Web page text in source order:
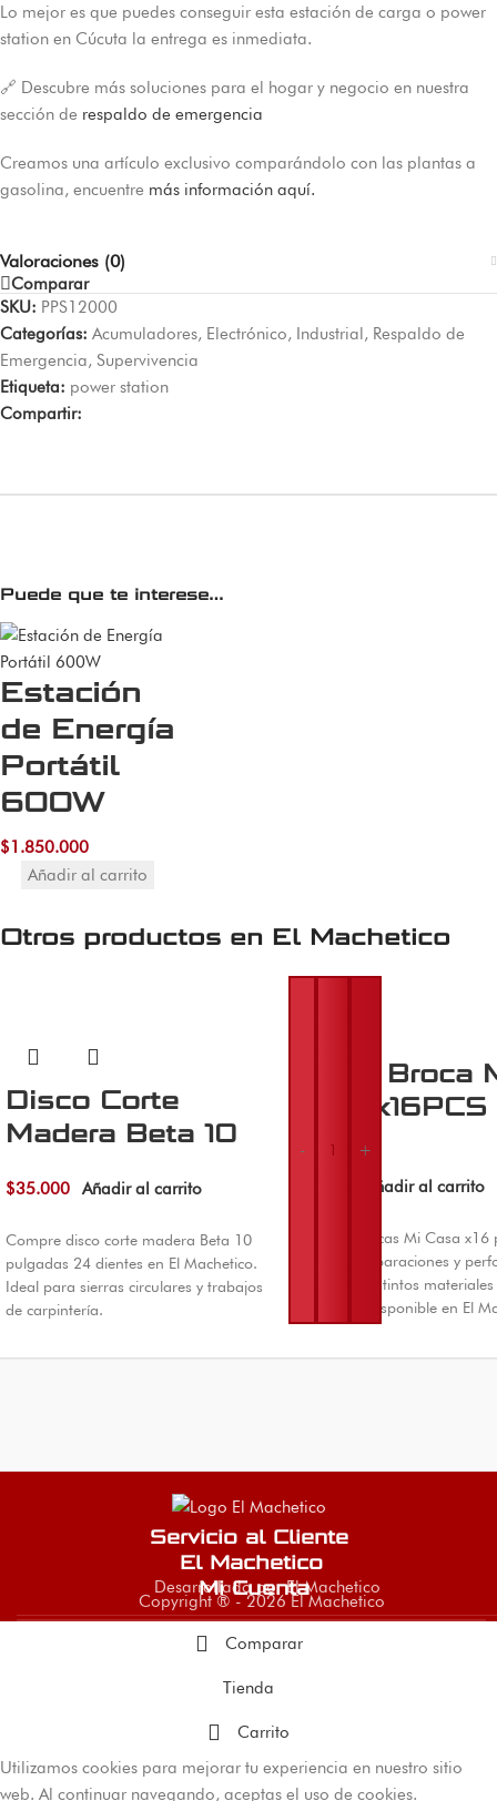
Lo mejor es que puedes conseguir esta estación de carga o power
station en Cúcuta la entrega es inmediata.
🔗 Descubre más soluciones para el hogar y negocio en nuestra
sección de respaldo de emergencia
Creamos una artículo exclusivo comparándolo con las plantas a
gasolina, encuentre más información aquí.
Valoraciones (0)
Comparar
SKU: PPS12000
Categorías: Acumuladores, Electrónico, Industrial, Respaldo de
Emergencia, Supervivencia
Etiqueta: power station
Compartir:
Puede que te interese…
Estación
de Energía
Portátil
600W
$1.850.000
Añadir al carrito
Otros productos en El Machetico
Disco Corte
Madera Beta 10
$35.000 Añadir al carrito
Compre disco corte madera Beta 10
pulgadas 24 dientes en El Machetico.
Ideal para sierras circulares y trabajos
de carpintería.
Juego Broca
Casa x16PCS
26.000
-
+
Añadir al carrito
Juego de brocas Mi Casa x16
ideal para reparaciones y
básicas en distintos
doméstico. Disponible en El
Servicio al Cliente
El Machetico
Mi Cuenta
Desarrollado por El Machetico
Copyright ® - 2026 El Machetico
Comparar
Tienda
Carrito
Utilizamos cookies para mejorar tu experiencia en nuestro sitio
web. Al continuar navegando, aceptas el uso de cookies.